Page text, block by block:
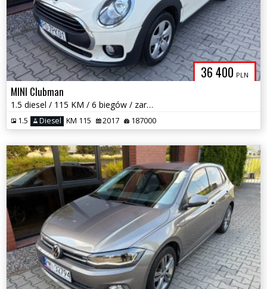
36 400 PLN
MINI Clubman
1.5 diesel / 115 KM / 6 biegów / zarej w PL / zadbany / zamiana
1.5 Diesel KM 115 2017 187000